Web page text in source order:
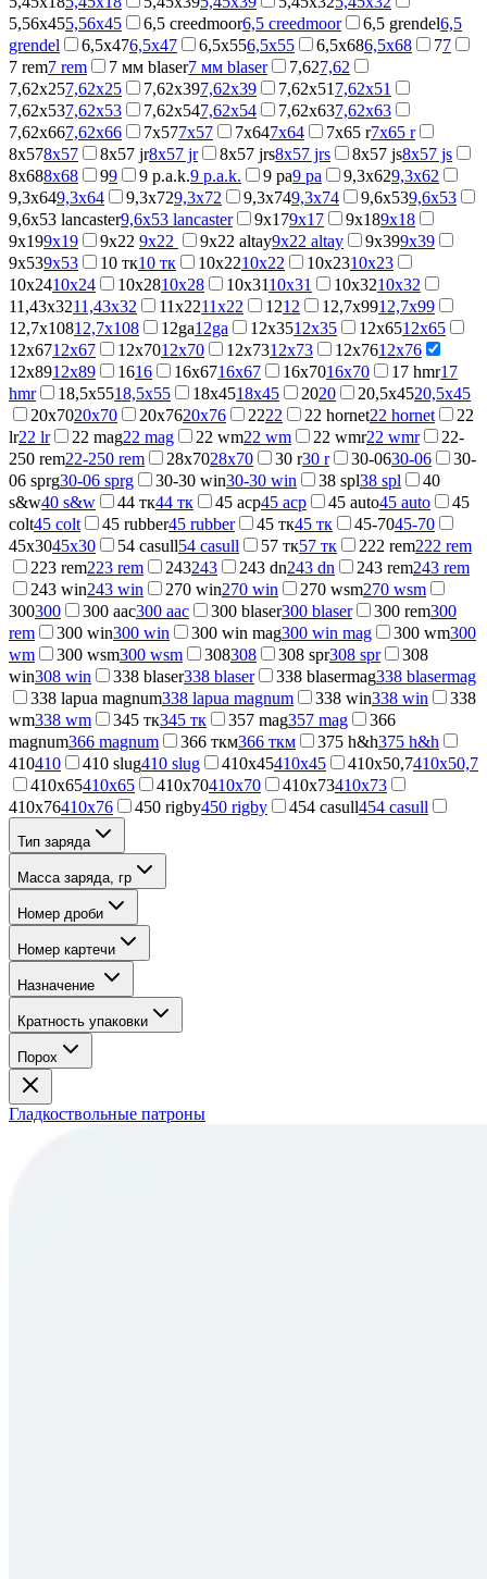
5,56x455,56x45 6,5 creedmoor6,5 creedmoor 6,5 grendel6,5
grendel
6,5x476,5x47 6,5x556,5x55 6,5x686,5x68 77
7 rem7 rem 7 мм blaser7 мм blaser 7,627,62
7,62x257,62x25 7,62x397,62x39 7,62x51 7,62x51
7,62x537,62x53 7,62x547,62x54 7,62x637,62x63
7,62x667,62x66 7x577x57 7x647x64 7x65 r7x65 r
8x578x57 8x57 jr8x57 jr 8x57 jrs8x57 jrs 8x57 js8x57 js
8x688x68 99 9 p.a.k.9 p.a.k. 9 ра9 ра 9,3x629,3x62
9,3x649,3x64 9,3x729,3x72 9,3x749,3x74 9,6x539,6x53
9,6x53 lancaster9,6x53 lancaster 9x179x17 9x189x18
9x199x19 9x22 9x22 9x22 altay9x22 altay 9x399x39
9x539x53 10 тк10 тк 10x2210x22 10x2310x23
10x2410x24 10x2810x28 10x3110x31 10x3210x32
11,43x3211,43x32 11x2211x22 1212 12,7x9912,7x99
12,7x10812,7x108 12ga12ga 12x3512x35 12x6512x65
12x6712x67 12x7012x70 12x7312x73 12x7612x76
12x8912x89 1616 16x6716x67 16x7016x70 17 hmr17
hmr
18,5х5518,5х55 18x4518x45 2020 20,5x4520,5x45
20x7020x70 20x7620x76 2222 22 hornet22 hornet
22
lr22 lr 22 mag22 mag 22 wm22 wm 22 wmr22 wmr
22-
250 rem22-250 rem 28x7028x70 30 r30 r 30-0630-06
30-
06 sprg30-06 sprg 30-30 win30-30 win 38 spl38 spl
40
s&w40 s&w 44 тк44 тк 45 acp45 acp 45 auto45 auto
45
colt45 colt 45 rubber45 rubber 45 тк45 тк 45-7045-70
45x3045x30 54 casull54 casull 57 тк57 тк 222 rem222 rem
223 rem223 rem 243243 243 dn243 dn 243 rem243 rem
243 win243 win 270 win270 win 270 wsm270 wsm
300300 300 aac300 aac 300 blaser300 blaser 300 rem300
rem
300 win300 win 300 win mag300 win mag 300 wm300
wm
300 wsm300 wsm 308308 308 spr308 spr
308
win308 win 338 blaser338 blaser 338 blasermag338 blasermag
338 lapua magnum338 lapua magnum 338 win338 win
338
wm338 wm 345 тк345 тк 357 mag357 mag
366
magnum366 magnum 366 ткм366 ткм 375 h&h375 h&h
410410 410 slug410 slug 410x45410x45 410x50,7410x50,7
410x65410x65 410x70410x70 410x73410x73
410x76410x76 450 rigby450 rigby 454 casull454 casull
Тип заряда
Масса заряда, гр
Номер дроби
Номер картечи
Назначение
Кратность упаковки
Порох
Гладкоствольные патроны